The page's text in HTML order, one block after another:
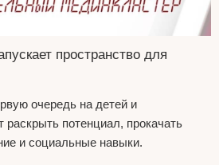
пространство для
очередь на детей и
раскрыть потенциал, прокачать
и социальные навыки.